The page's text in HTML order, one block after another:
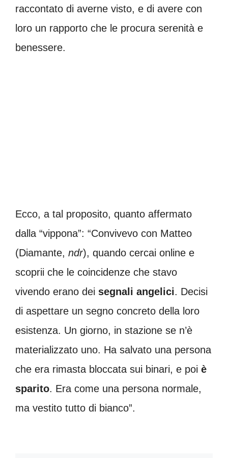
raccontato di averne visto, e di avere con
loro un rapporto che le procura serenità e
benessere.
Ecco, a tal proposito, quanto affermato
dalla “vippona”: “Convivevo con Matteo
(Diamante, ndr), quando cercai online e
scoprii che le coincidenze che stavo
vivendo erano dei segnali angelici. Decisi
di aspettare un segno concreto della loro
esistenza. Un giorno, in stazione se n’è
materializzato uno. Ha salvato una persona
che era rimasta bloccata sui binari, e poi è
sparito. Era come una persona normale,
ma vestito tutto di bianco”.